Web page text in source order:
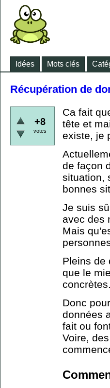
Idées Mots clés
Récupération de
+8
votes
Ca fait
tête et
existe, je
de façon
situation,
bonnes
Je suis
avec des
Mais
Pleins de
que le
concrètes.
Donc
données
fait ou
Voire,